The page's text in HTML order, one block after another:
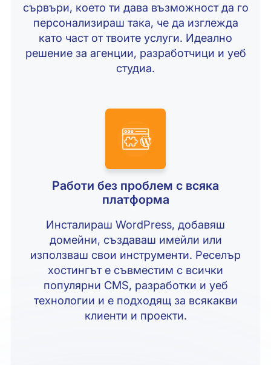
сървъри, което ти дава възможност да го
персонализираш така, че да изглежда
като част от твоите услуги. Идеално
решение за агенции, разработчици и уеб
студиа.
Работи без проблем с всяка
платформа
Инсталираш WordPress, добавяш
домейни, създаваш имейли или
използваш свои инструменти. Реселър
хостингът е съвместим с всички
популярни CMS, разработки и уеб
технологии и е подходящ за всякакви
клиенти и проекти.